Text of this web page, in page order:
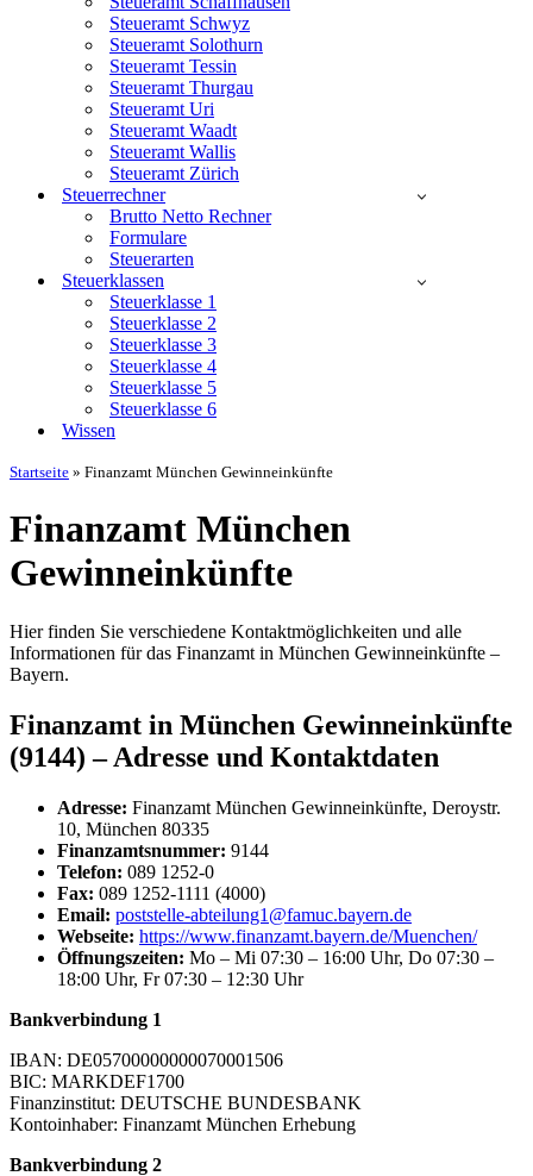
Steueramt Schwyz
Steueramt Solothurn
Steueramt Tessin
Steueramt Thurgau
Steueramt Uri
Steueramt Waadt
Steueramt Wallis
Steueramt Zürich
Steuerrechner
Brutto Netto Rechner
Formulare
Steuerarten
Steuerklassen
Steuerklasse 1
Steuerklasse 2
Steuerklasse 3
Steuerklasse 4
Steuerklasse 5
Steuerklasse 6
Wissen
Startseite » Finanzamt München Gewinneinkünfte
Finanzamt München
Gewinneinkünfte
Hier finden Sie verschiedene Kontaktmöglichkeiten und alle
Informationen für das Finanzamt in München Gewinneinkünfte –
Bayern.
Finanzamt in München Gewinneinkünfte
(9144) – Adresse und Kontaktdaten
Adresse: Finanzamt München Gewinneinkünfte, Deroystr.
10, München 80335
Finanzamtsnummer: 9144
Telefon: 089 1252-0
Fax: 089 1252-1111 (4000)
Email: poststelle-abteilung1@famuc.bayern.de
Webseite: https://www.finanzamt.bayern.de/Muenchen/
Öffnungszeiten: Mo – Mi 07:30 – 16:00 Uhr, Do 07:30 –
18:00 Uhr, Fr 07:30 – 12:30 Uhr
Bankverbindung 1
IBAN: DE05700000000070001506
BIC: MARKDEF1700
Finanzinstitut: DEUTSCHE BUNDESBANK
Kontoinhaber: Finanzamt München Erhebung
Bankverbindung 2